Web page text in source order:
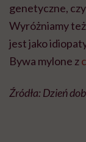
genetyczne,
Wyróżniamy
jest jako
Bywa mylone z
Źródła: Dzień